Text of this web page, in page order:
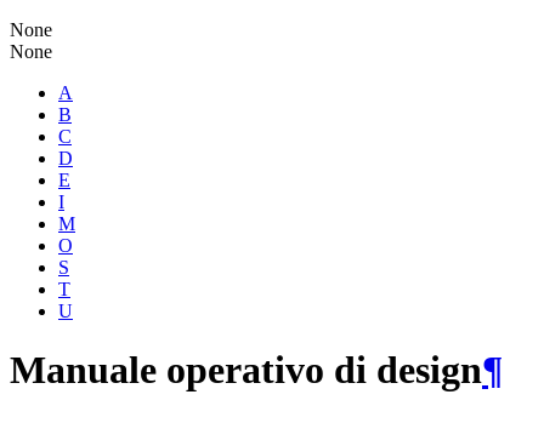
None
None
A
B
C
D
E
I
M
O
S
T
U
Manuale operativo di design¶